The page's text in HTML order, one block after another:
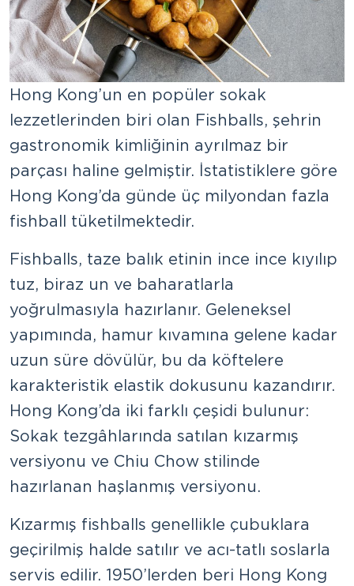
Hong Kong’un en popüler sokak
lezzetlerinden biri olan Fishballs, şehrin
gastronomik kimliğinin ayrılmaz bir
parçası haline gelmiştir. İstatistiklere göre
Hong Kong’da günde üç milyondan fazla
fishball tüketilmektedir.
Fishballs, taze balık etinin ince ince kıyılıp
tuz, biraz un ve baharatlarla
yoğrulmasıyla hazırlanır. Geleneksel
yapımında, hamur kıvamına gelene kadar
uzun süre dövülür, bu da köftelere
karakteristik elastik dokusunu kazandırır.
Hong Kong’da iki farklı çeşidi bulunur:
Sokak tezgâhlarında satılan kızarmış
versiyonu ve Chiu Chow stilinde
hazırlanan haşlanmış versiyonu.
Kızarmış fishballs genellikle çubuklara
geçirilmiş halde satılır ve acı-tatlı soslarla
servis edilir. 1950’lerden beri Hong Kong